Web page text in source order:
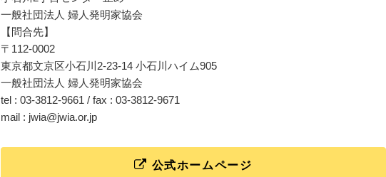
一般社団法人 婦人発明家協会
【問合先】
〒112-0002
東京都文京区小石川2-23-14 小石川ハイム905
一般社団法人 婦人発明家協会
tel : 03-3812-9661 / fax : 03-3812-9671
mail : jwia@jwia.or.jp
公式ホームページ